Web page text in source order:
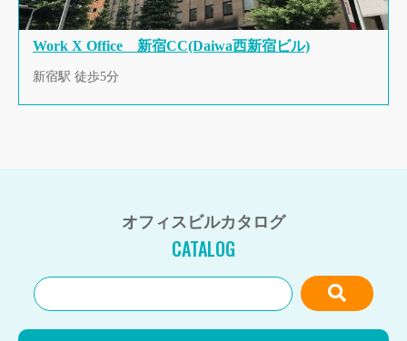
Work X Office 新宿CC(Daiwa西新宿ビル)
新宿駅 徒歩5分
オフィスビルカタログ
CATALOG